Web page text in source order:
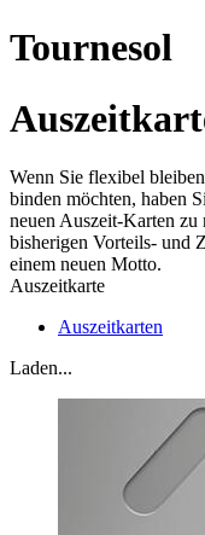
Tournesol
Wenn Sie flexibel
binden möchten, haben
neuen Auszeit-Karten zu
bisherigen Vorteils- und
einem neuen Motto.
Auszeitkarte
Auszeitkarten
Laden...